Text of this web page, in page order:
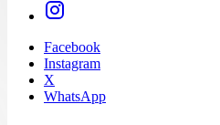
Facebook
Instagram
X
WhatsApp